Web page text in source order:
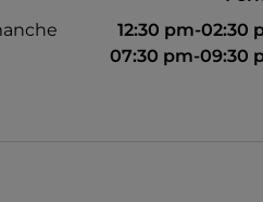
12:30 pm-02:30
07:30 pm-09:30